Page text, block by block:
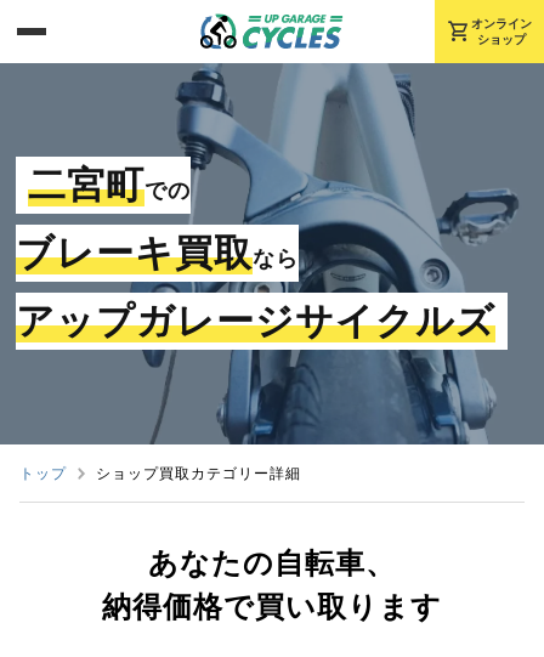
shopping_cart オンライン
ショップ
二宮町での
ブレーキ買取なら
アップガレージサイクルズ
トップ ショップ買取カテゴリー詳細
あなたの自転車、
納得価格で買い取ります